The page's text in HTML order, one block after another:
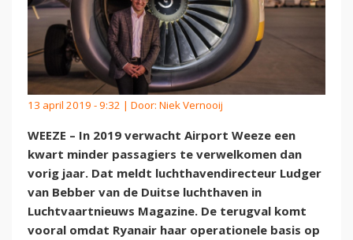
13 april 2019 - 9:32 | Door: Niek Vernooij
WEEZE – In 2019 verwacht Airport Weeze een
kwart minder passagiers te verwelkomen dan
vorig jaar. Dat meldt luchthavendirecteur Ludger
van Bebber van de Duitse luchthaven in
Luchtvaartnieuws Magazine. De terugval komt
vooral omdat Ryanair haar operationele basis op